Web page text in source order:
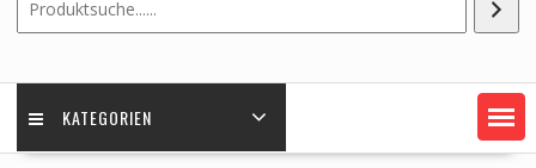
KATEGORIEN